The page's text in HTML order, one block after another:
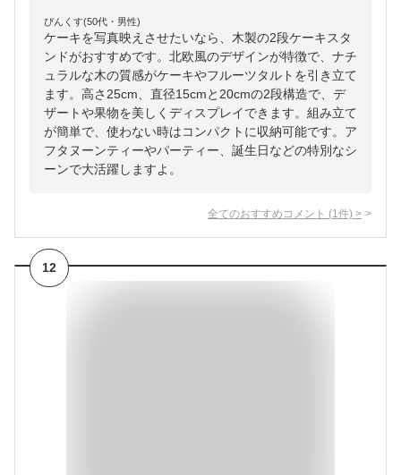
ぴんくす(50代・男性)
ケーキを写真映えさせたいなら、木製の2段ケーキスタ
ンドがおすすめです。北欧風のデザインが特徴で、ナチ
ュラルな木の質感がケーキやフルーツタルトを引き立て
ます。高さ25cm、直径15cmと20cmの2段構造で、デ
ザートや果物を美しくディスプレイできます。組み立て
が簡単で、使わない時はコンパクトに収納可能です。ア
フタヌーンティーやパーティー、誕生日などの特別なシ
ーンで大活躍しますよ。
全てのおすすめコメント (1 件) >
12